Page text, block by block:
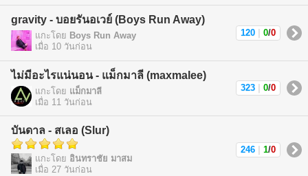
gravity - บอยรันอเวย์ (Boys Run Away)
แกะโดย Boys Run Away
เมื่อ 10 วันก่อน
120 0/0
ไม่มีอะไรแน่นอน - แม็กมาลี (maxmalee)
แกะโดย แม็กมาลี
เมื่อ 11 วันก่อน
323 0/0
บันดาล - สเลอ (Slur)
แกะโดย อินทราชัย มาสม
เมื่อ 27 วันก่อน
246 1/0